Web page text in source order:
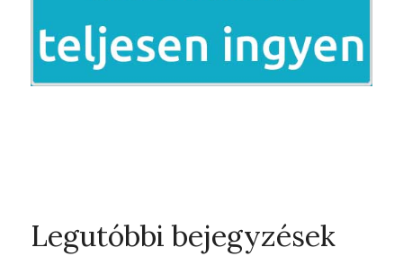
Legutóbbi bejegyzések